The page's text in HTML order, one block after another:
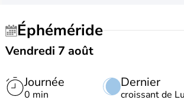
Éphéméride
Vendredi 7 août
Journée
0 min
Dernier
croissant de